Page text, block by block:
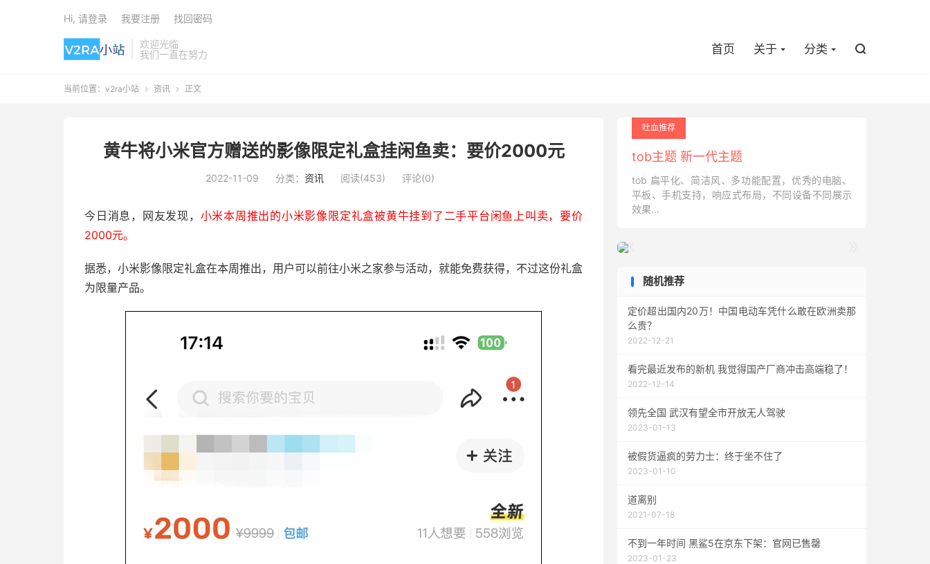
欢迎光临
我们一直在努力
首页 关于 分类 
Hi, 请登录 我要注册 找回密码
当前位置： v2ra小站  资讯  正文
黄牛将小米官方赠送的影像限定礼盒挂闲鱼卖：要价2000元
2022-11-09 分类： 资讯 阅读(453) 评论(0)
今日消息，网友发现， 小米本周推出的小米影像限定礼盒被黄牛挂到了二手平台闲鱼上叫卖，要价
2000元。
据悉，小米影像限定礼盒在本周推出，用户可以前往小米之家参与活动，就能免费获得，不过这份礼盒
为限量产品。
吐血推荐
tob主题 新一代主题
tob 扁平化、简洁风、多功能配置，优秀的电脑、
平板、手机支持，响应式布局，不同设备不同展示
效果...

随机推荐
定价超出国内20万！中国电动车凭什么敢在欧洲卖那
么贵？
2022-12-21
看完最近发布的新机 我觉得国产厂商冲击高端稳了！
2022-12-14
领先全国 武汉有望全市开放无人驾驶
2023-01-13
被假货逼疯的劳力士：终于坐不住了
2023-01-10
道离别
2021-07-18
不到一年时间 黑鲨5在京东下架：官网已售罄
2023-01-23